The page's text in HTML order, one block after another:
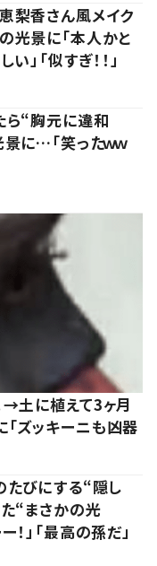
梨香さん風メイク
景に「本人かと
」「似すぎ！！」
ら“胸元に違和
に…「笑ったｗｗ
→土に植えて3ヶ月
ズッキーニも凶器
びにする“隠し
“まさかの光
」「最高の孫だ」